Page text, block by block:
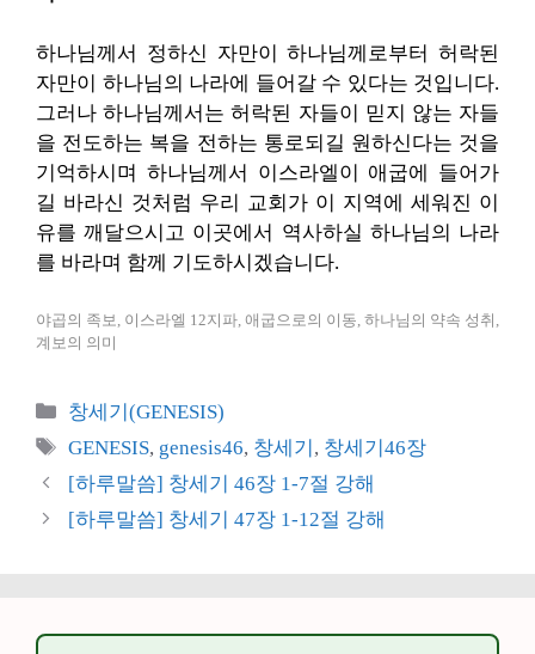
하나님께서 정하신 자만이 하나님께로부터 허락된
자만이 하나님의 나라에 들어갈 수 있다는 것입니다.
그러나 하나님께서는 허락된 자들이 믿지 않는 자들
을 전도하는 복을 전하는 통로되길 원하신다는 것을
기억하시며 하나님께서 이스라엘이 애굽에 들어가
길 바라신 것처럼 우리 교회가 이 지역에 세워진 이
유를 깨달으시고 이곳에서 역사하실 하나님의 나라
를 바라며 함께 기도하시겠습니다.
야곱의 족보, 이스라엘 12지파, 애굽으로의 이동, 하나님의 약속 성취,
계보의 의미
카
테
리
창세기(GENESIS)
태
그
GENESIS, genesis46, 창세기 , 창세기46장
[하루말씀] 창세기 46장 1-7절 강해
[하루말씀] 창세기 47장 1-12절 강해